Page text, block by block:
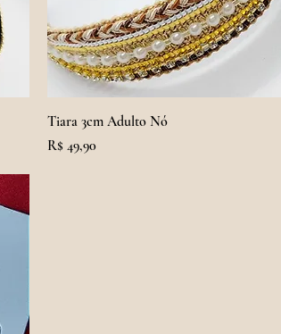
Tiara 3cm Adulto Nó
Preço
R$ 49,90